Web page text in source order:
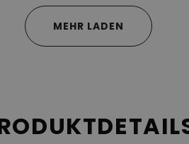
waschbar. Dies ermöglicht eine
MEHR LADEN